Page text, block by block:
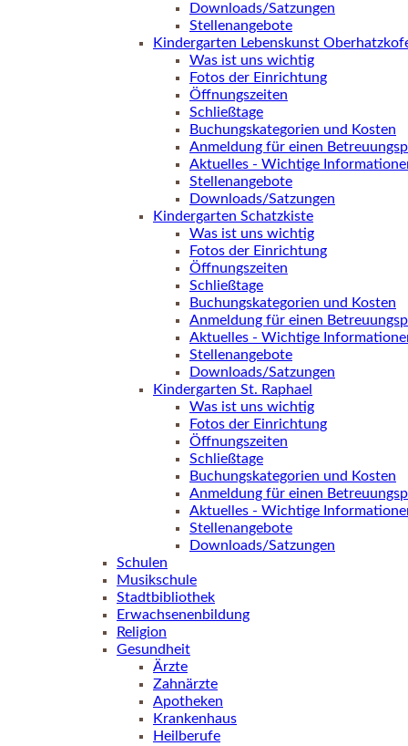
Downloads/Satzungen
Stellenangebote
Kindergarten Lebenskunst
Was ist uns wichtig
Fotos der Einrichtung
Öffnungszeiten
Schließtage
Buchungskategorien und Kosten
Anmeldung für einen
Aktuelles - Wichtige
Stellenangebote
Downloads/Satzungen
Kindergarten Schatzkiste
Was ist uns wichtig
Fotos der Einrichtung
Öffnungszeiten
Schließtage
Buchungskategorien und Kosten
Anmeldung für einen
Aktuelles - Wichtige
Stellenangebote
Downloads/Satzungen
Kindergarten St. Raphael
Was ist uns wichtig
Fotos der Einrichtung
Öffnungszeiten
Schließtage
Buchungskategorien und Kosten
Anmeldung für einen
Aktuelles - Wichtige
Stellenangebote
Downloads/Satzungen
Schulen
Musikschule
Stadtbibliothek
Erwachsenenbildung
Religion
Gesundheit
Ärzte
Zahnärzte
Apotheken
Krankenhaus
Heilberufe